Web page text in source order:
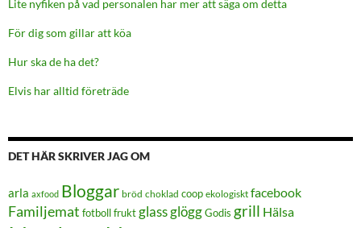
Lite nyfiken på vad personalen har mer att säga om detta
För dig som gillar att köa
Hur ska de ha det?
Elvis har alltid företräde
DET HÄR SKRIVER JAG OM
arla axfood Bloggar bröd choklad coop ekologiskt facebook
Familjemat fotboll fruktglassglöggGodis grill Hälsa